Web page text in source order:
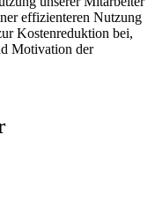
effizienteren Nutzung‌
Kostenreduktion⁢ bei,
Motivation der